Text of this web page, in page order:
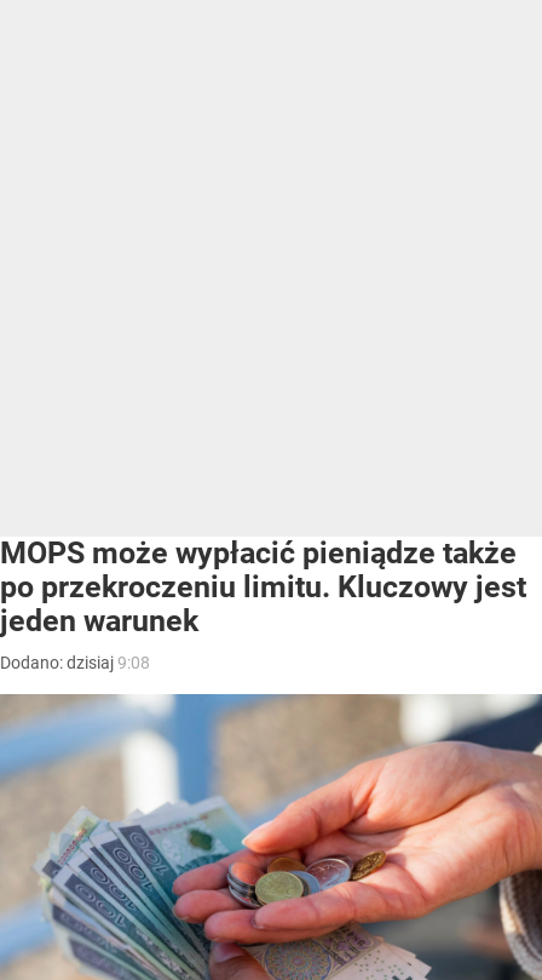
MOPS może wypłacić pieniądze także
po przekroczeniu limitu. Kluczowy jest
jeden warunek
Dodano:dzisiaj9:08